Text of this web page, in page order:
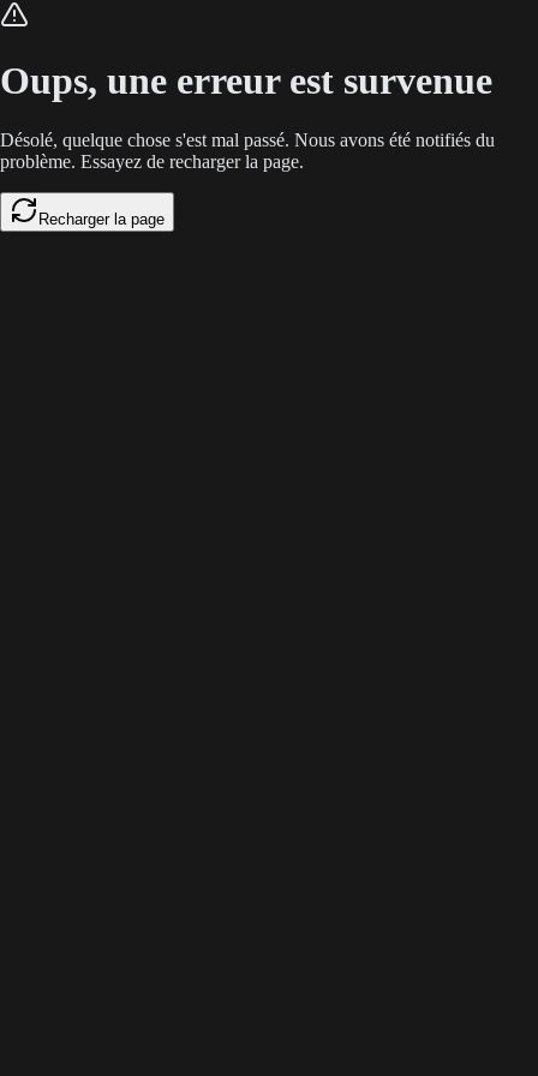
Face à la fragmentation des outils et la fin du clic organique B2B,
Oups, une erreur est survenue
Désolé, quelque chose s'est mal passé. Nous avons été notifiés du
problème. Essayez de recharger la page.
Recharger la page